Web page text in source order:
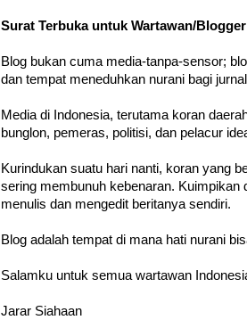
Surat Terbuka untuk Wartawan/
Blog bukan cuma media-tanpa-sensor;
dan tempat meneduhkan nurani bagi
Media di Indonesia, terutama koran
bunglon, pemeras, politisi, dan pelacur
Kurindukan suatu hari nanti, koran yang
sering membunuh kebenaran. Kuimpikan
menulis dan mengedit beritanya sendiri.
Blog adalah tempat di mana hati nurani
Salamku untuk semua wartawan
Jarar Siahaan